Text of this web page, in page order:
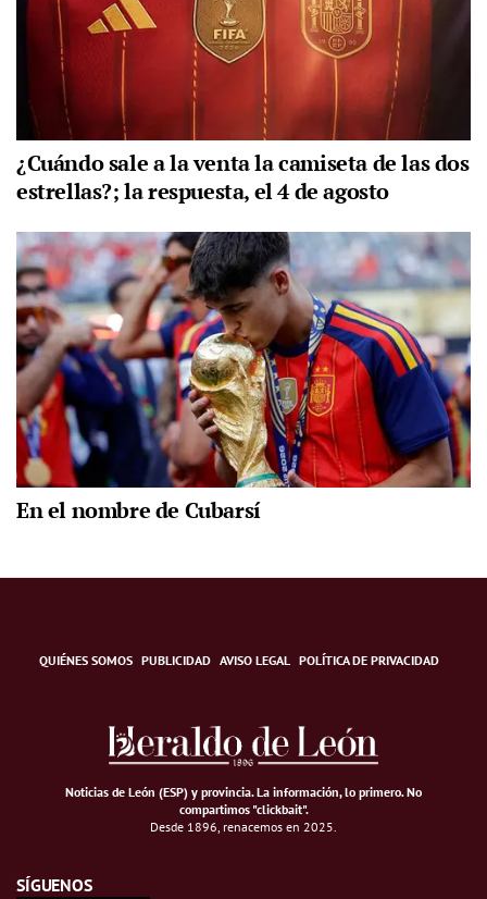
¿Cuándo sale a la venta la camiseta de las dos
estrellas?; la respuesta, el 4 de agosto
En el nombre de Cubarsí
QUIÉNES SOMOS PUBLICIDAD AVISO LEGAL POLÍTICA DE PRIVACIDAD
Noticias de León (ESP) y provincia. La información, lo primero.No
compartimos "clickbait".
Desde 1896, renacemos en 2025.
SÍGUENOS